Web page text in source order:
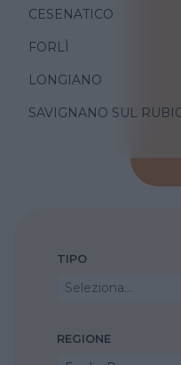
CESENATICO
FORLÌ
LONGIANO
SAVIGNANO SUL
TIPO
Seleziona...
REGIONE